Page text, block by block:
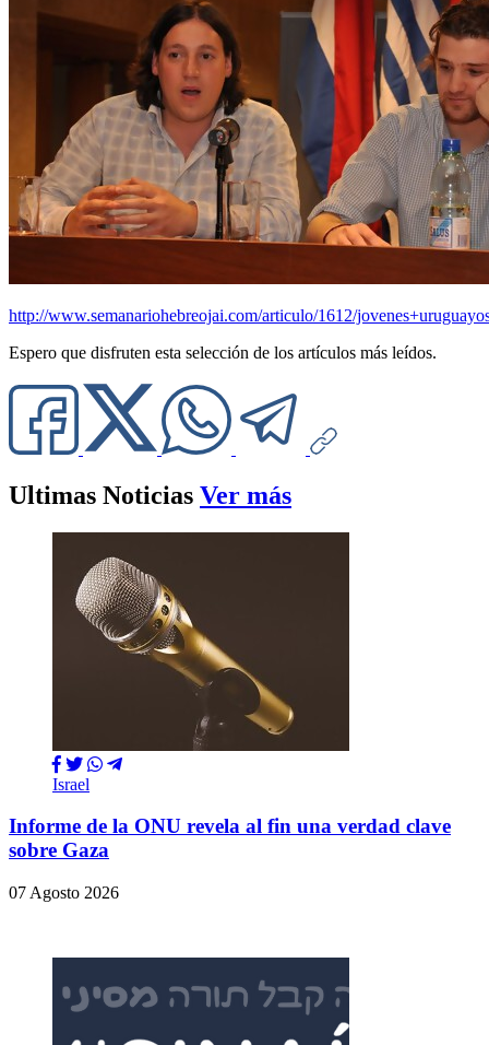
http://www.semanariohebreojai.com/articulo/1612/
Espero que disfruten esta selección de los artículos más leídos.
Ultimas Noticias Ver más
Israel
Informe de la ONU revela al fin una verdad clave
sobre Gaza
07 Agosto 2026